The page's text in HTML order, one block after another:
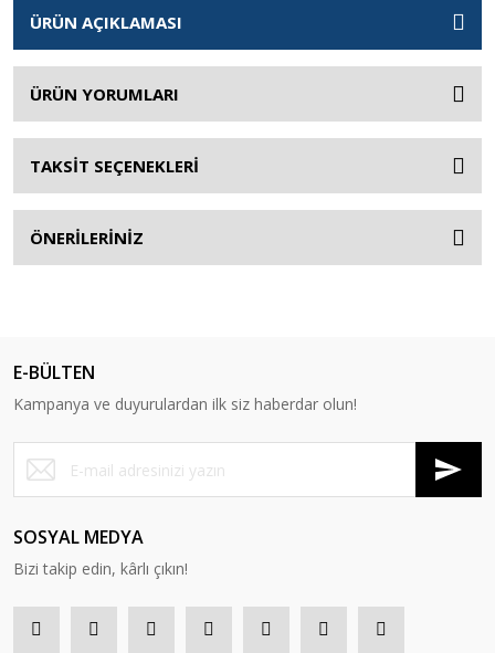
ÜRÜN AÇIKLAMASI
ÜRÜN YORUMLARI
TAKSİT SEÇENEKLERİ
ÖNERİLERİNİZ
E-BÜLTEN
Kampanya ve duyurulardan ilk siz haberdar olun!
SOSYAL MEDYA
Bizi takip edin, kârlı çıkın!